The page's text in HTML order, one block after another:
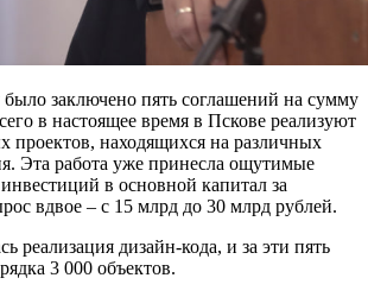
было заключено пять соглашений на сумму
в настоящее время в Пскове реализуют
проектов, находящихся на различных
Эта работа уже принесла ощутимые
в основной капитал за
вдвое – с 15 млрд до 30 млрд рублей.
реализация дизайн-кода, и за эти пять
3 000 объектов.